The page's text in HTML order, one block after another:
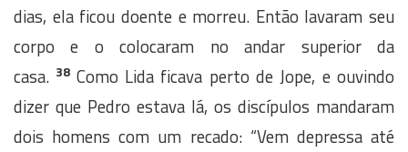
dias, ela ficou doente e morreu. Então lavaram seu
corpo e o colocaram no andar superior da
casa. 38 Como Lida ficava perto de Jope, e ouvindo
dizer que Pedro estava lá, os discípulos mandaram
dois homens com um recado: “Vem depressa até